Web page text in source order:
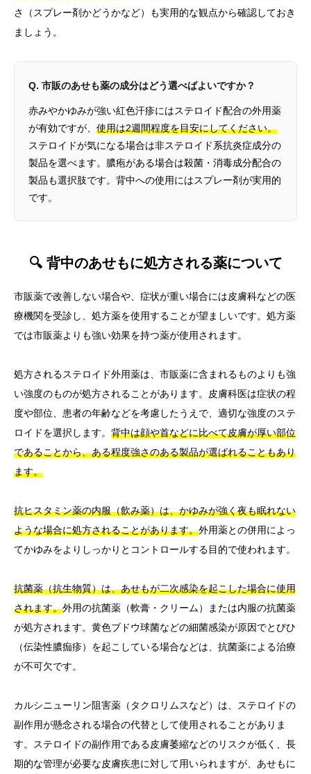
さ（スプレー剤かどうかなど）も実用的な観点から確認しておき
ましょう。
Q. 市販のあせも薬の成分はどう選べばよいですか？
赤みやかゆみが強い紅色汗疹にはステロイド配合の外用薬
が有効ですが、 使用は2週間程度を目安にしてください。
ステロイドが気になる場合は非ステロイド系抗炎症成分の
製品を選べます。膿疱がある場合は殺菌・消毒成分配合の
製品も選択肢です。背中への使用にはスプレー剤が実用的
です。
🔍 背中のあせもに処方される薬について
市販薬で改善しない場合や、症状が重い場合には皮膚科などの医
療機関を受診し、処方薬を使用することが望ましいです。処方薬
では市販薬よりも強い効果を持つ薬が使用されます。
処方されるステロイド外用薬は、市販薬に含まれるものよりも強
い強度のものが処方されることがあります。皮膚科医は症状の程
度や部位、患者の年齢などを考慮したうえで、適切な強度のステ
ロイドを選択します。 背中は顔や首などに比べて皮膚が厚い部位
であることから、ある程度強さのある製品が選ばれることもあり
ます。
抗ヒスタミン薬の内服（飲み薬）は、かゆみが強く夜も眠れない
ような場合に処方されることがあります。外用薬との併用によっ
てかゆみをよりしっかりとコントロールする目的で使われます。
抗菌薬（抗生物質）は、あせもが二次感染を起こした場合に使用
されます。外用の抗菌薬（軟膏・クリーム）または内服の抗菌薬
が処方されます。黄色ブドウ球菌などの細菌感染が原因でとびひ
（伝染性膿痂疹）を起こしている場合などは、抗菌薬による治療
が不可欠です。
カルシニューリン阻害薬（タクロリムスなど）は、ステロイドの
副作用が懸念される場合の代替として使用されることがありま
す。ステロイドの副作用である皮膚萎縮などのリスクが低く、長
期的な管理が必要な皮膚疾患に対して用いられますが、あせもに